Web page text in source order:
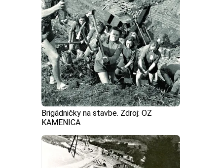
Brigádničky na stavbe. Zdroj: OZ
KAMENICA